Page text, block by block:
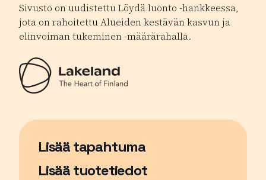
Sivusto on uudistettu Löydä luonto -hankkeessa,
jota on rahoitettu Alueiden kestävän kasvun ja
elinvoiman tukeminen -määrärahalla.
Lisää tapahtuma
Sivu avautuu uudessa ikkunassa
Lisää tuotetiedot